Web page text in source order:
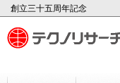
創立三十五周年記念